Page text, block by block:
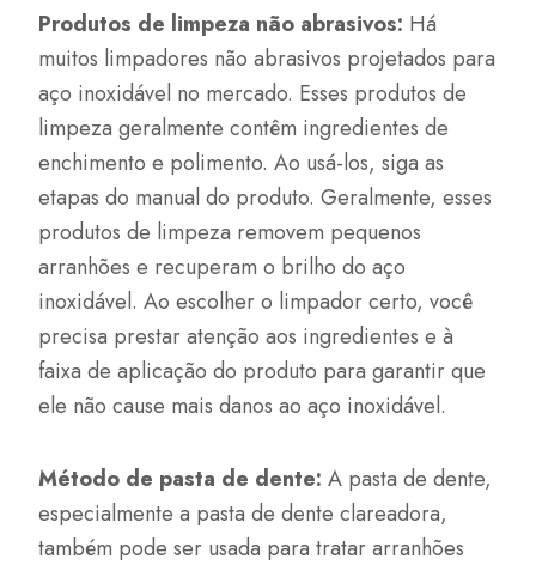
Produtos de limpeza não abrasivos: Há
muitos limpadores não abrasivos projetados para
aço inoxidável no mercado. Esses produtos de
limpeza geralmente contêm ingredientes de
enchimento e polimento. Ao usá-los, siga as
etapas do manual do produto. Geralmente, esses
produtos de limpeza removem pequenos
arranhões e recuperam o brilho do aço
inoxidável. Ao escolher o limpador certo, você
precisa prestar atenção aos ingredientes e à
faixa de aplicação do produto para garantir que
ele não cause mais danos ao aço inoxidável.
Método de pasta de dente: A pasta de dente,
especialmente a pasta de dente clareadora,
também pode ser usada para tratar arranhões